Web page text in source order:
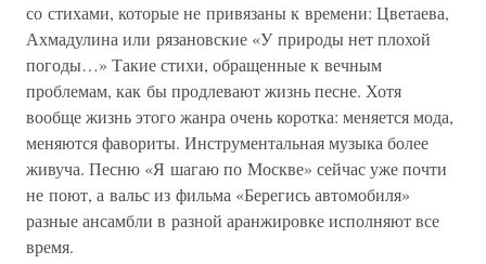
со стихами, которые не привязаны к времени: Цветаева,
Ахмадулина или рязановские «У природы нет плохой
погоды…» Такие стихи, обращенные к вечным
проблемам, как бы продлевают жизнь песне. Хотя
вообще жизнь этого жанра очень коротка: меняется мода,
меняются фавориты. Инструментальная музыка более
живуча. Песню «Я шагаю по Москве» сейчас уже почти
не поют, а вальс из фильма «Берегись автомобиля»
разные ансамбли в разной аранжировке исполняют все
время.